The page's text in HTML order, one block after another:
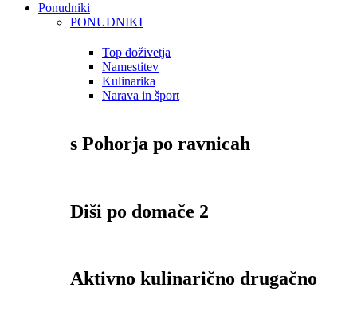
Ponudniki
PONUDNIKI
Top doživetja
Namestitev
Kulinarika
Narava in šport
s Pohorja po ravnicah
Diši po domače 2
Aktivno kulinarično drugačno